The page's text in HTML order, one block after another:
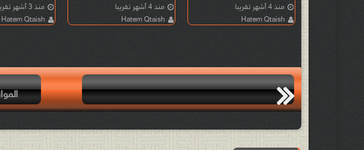
منذ 3 أشهر تقريبا
Hatem Qtaish
منذ 4 أشهر تقريبا
Hatem Qtaish
منذ 4 أشهر تقريبا
Hatem Qtaish